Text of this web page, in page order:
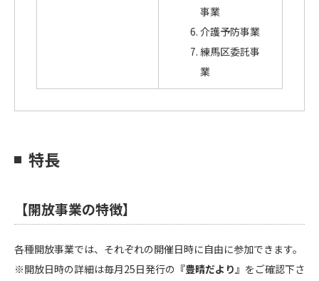
事業
介護予防事業
練馬区委託事
業
特長
【開放事業の特徴】
各種開放事業では、それぞれの開催日時に自由に参加できます。
※開放日時の詳細は毎月25日発行の 『豊晴だより』 をご確認下さ